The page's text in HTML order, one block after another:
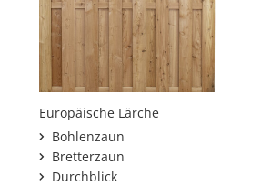
Europäische Lärche
Bohlenzaun
Bretterzaun
Durchblick